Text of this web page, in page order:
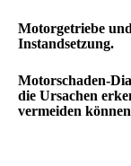
Motorgetriebe
Instandsetzung.
Motorschaden-
die Ursachen
vermeiden können